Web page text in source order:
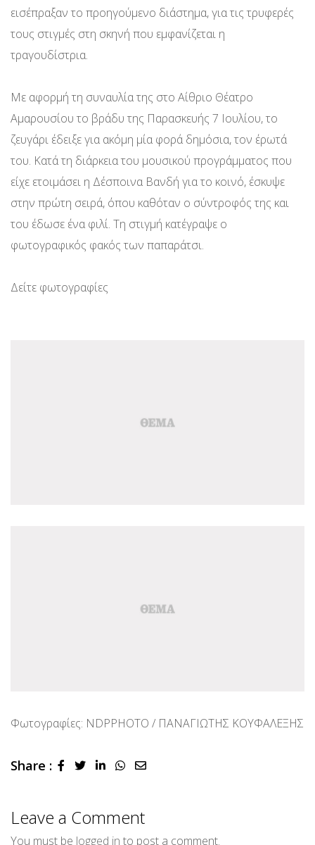
εισέπραξαν το προηγούμενο διάστημα, για τις τρυφερές
τους στιγμές στη σκηνή που εμφανίζεται η
τραγουδίστρια.
Με αφορμή τη συναυλία της στο Αίθριο Θέατρο
Αμαρουσίου το βράδυ της Παρασκευής 7 Ιουλίου, το
ζευγάρι έδειξε για ακόμη μία φορά δημόσια, τον έρωτά
του. Κατά τη διάρκεια του μουσικού προγράμματος που
είχε ετοιμάσει η Δέσποινα Βανδή για το κοινό, έσκυψε
στην πρώτη σειρά, όπου καθόταν ο σύντροφός της και
του έδωσε ένα φιλί. Τη στιγμή κατέγραψε ο
φωτογραφικός φακός των παπαράτσι.
Δείτε φωτογραφίες
Φωτογραφίες: NDPPHOTO / ΠΑΝΑΓΙΩΤΗΣ ΚΟΥΦΑΛΕΞΗΣ
Share : LinkedInWhatsapp
Share
Leave a Comment
You must be logged in to post a comment.